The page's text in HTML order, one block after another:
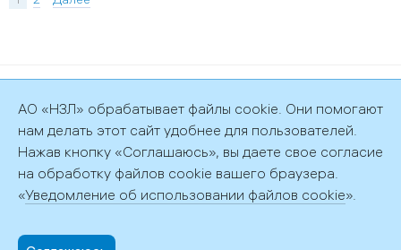
Политика обработки персональных данных
192029, г. Санкт-Петербург, пр. Обуховской обороны, д. 51, лит.
+7 (812) 372-58-81,
АО «НЗЛ» обрабатывает файлы cookie. Они помогают
нам делать этот сайт удобнее для пользователей.
Нажав кнопку «Соглашаюсь», вы даете свое согласие
на обработку файлов cookie вашего браузера.
«Уведомление об использовании файлов cookie».